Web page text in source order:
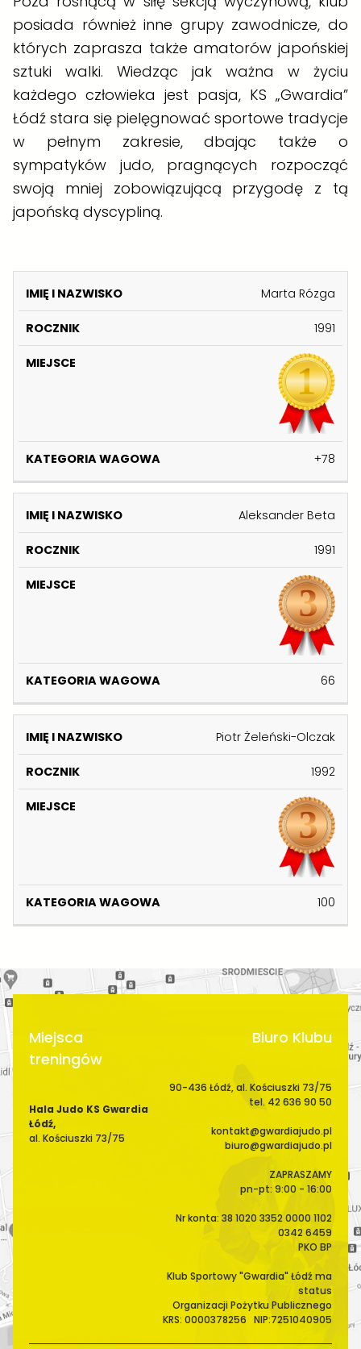
posiada również inne grupy zawodnicze, do
których zaprasza także amatorów japońskiej
sztuki walki. Wiedząc jak ważna w życiu
każdego człowieka jest pasja, KS „Gwardia”
Łódź stara się pielęgnować sportowe tradycje
w pełnym zakresie, dbając także o
sympatyków judo, pragnących rozpocząć
swoją mniej zobowiązującą przygodę z tą
japońską dyscypliną.
I
M
IĘ
Z
W
I
K
O
N
K
S
E
K
A
A
A
G
O
Marta Rózga
1991
+78
Aleksander Beta
1991
66
Piotr Żeleński-Olczak
1992
100
Miejsca
treningów
Hala Judo KS Gwardia
Łódź,
al. Kościuszki 73/75
Biuro Klubu
90-436 Łódź, al. Kościuszki 73/75
tel. 42 636 90 50
kontakt@gwardiajudo.pl
biuro@gwardiajudo.pl
ZAPRASZAMY
pn-pt: 9:00 - 16:00
Nr konta: 38 1020 3352 0000 1102
0342 6459
PKO BP
Klub Sportowy "Gwardia" Łódź ma
status
Organizacji Pożytku Publicznego
KRS: 0000378256 NIP:7251040905